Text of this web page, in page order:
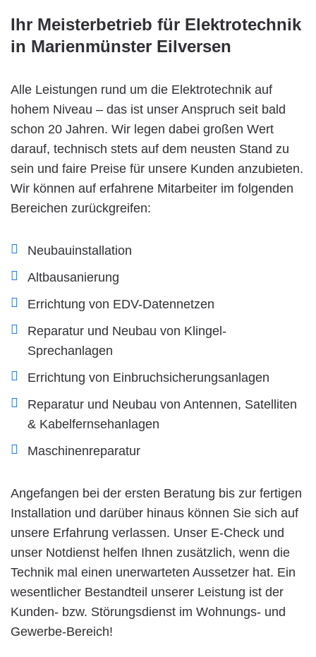
Ihr Meisterbetrieb für Elektrotechnik
in Marienmünster Eilversen
Alle Leistungen rund um die Elektrotechnik auf
hohem Niveau – das ist unser Anspruch seit bald
schon 20 Jahren. Wir legen dabei großen Wert
darauf, technisch stets auf dem neusten Stand zu
sein und faire Preise für unsere Kunden anzubieten.
Wir können auf erfahrene Mitarbeiter im folgenden
Bereichen zurückgreifen:
Neubauinstallation
Altbausanierung
Errichtung von EDV-Datennetzen
Reparatur und Neubau von Klingel-
Sprechanlagen
Errichtung von Einbruchsicherungsanlagen
Reparatur und Neubau von Antennen, Satelliten
& Kabelfernsehanlagen
Maschinenreparatur
Angefangen bei der ersten Beratung bis zur fertigen
Installation und darüber hinaus können Sie sich auf
unsere Erfahrung verlassen. Unser E-Check und
unser Notdienst helfen Ihnen zusätzlich, wenn die
Technik mal einen unerwarteten Aussetzer hat. Ein
wesentlicher Bestandteil unserer Leistung ist der
Kunden- bzw. Störungsdienst im Wohnungs- und
Gewerbe-Bereich!